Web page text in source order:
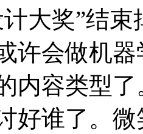
大奖”结
许会做机
内容类型
好谁了。微